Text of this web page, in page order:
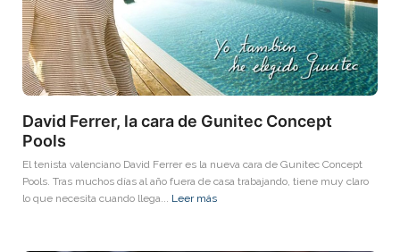
David Ferrer, la cara de Gunitec Concept
Pools
El tenista valenciano David Ferrer es la nueva cara de Gunitec Concept
Pools. Tras muchos días al año fuera de casa trabajando, tiene muy claro
lo que necesita cuando llega... Leer más